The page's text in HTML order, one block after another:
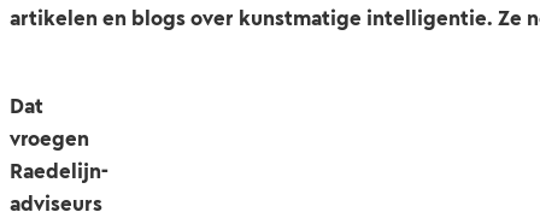
artikelen en blogs over kunstmatige intelligentie. Ze
Dat
vroegen
Raedelijn-
adviseurs